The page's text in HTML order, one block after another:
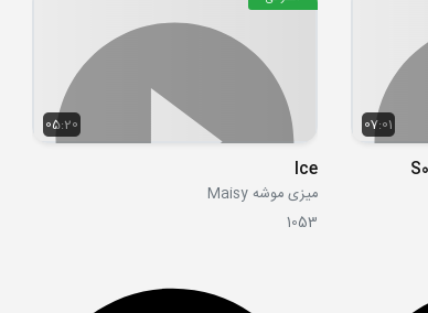
07:01
05:20
Ice
میزی موشه Maisy
1053